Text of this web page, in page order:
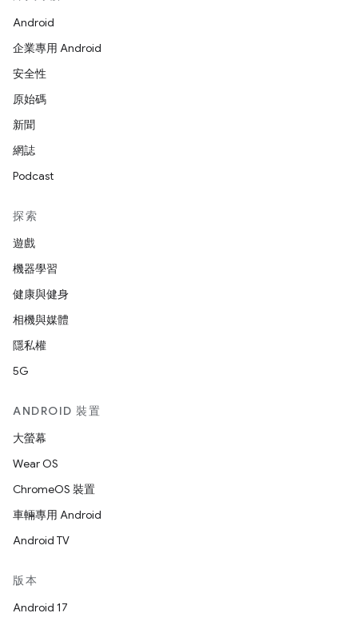
Android
企業專用 Android
安全性
原始碼
新聞
網誌
Podcast
探索
遊戲
機器學習
健康與健身
相機與媒體
隱私權
5G
ANDROID 裝置
大螢幕
Wear OS
ChromeOS 裝置
車輛專用 Android
Android TV
版本
Android 17